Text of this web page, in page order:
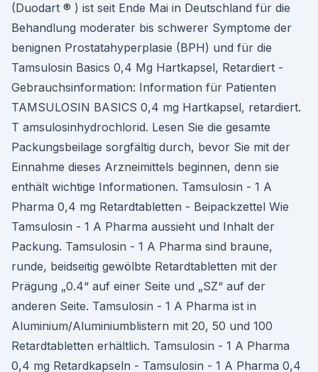
(Duodart ® ) ist seit Ende Mai in Deutschland für die
Behandlung moderater bis schwerer Symptome der
benignen Prostatahyperplasie (BPH) und für die
Tamsulosin Basics 0,4 Mg Hartkapsel, Retardiert -
Gebrauchsinformation: Information für Patienten
TAMSULOSIN BASICS 0,4 mg Hartkapsel, retardiert.
T amsulosinhydrochlorid. Lesen Sie die gesamte
Packungsbeilage sorgfältig durch, bevor Sie mit der
Einnahme dieses Arzneimittels beginnen, denn sie
enthält wichtige Informationen. Tamsulosin - 1 A
Pharma 0,4 mg Retardtabletten - Beipackzettel Wie
Tamsulosin - 1 A Pharma aussieht und Inhalt der
Packung. Tamsulosin - 1 A Pharma sind braune,
runde, beidseitig gewölbte Retardtabletten mit der
Prägung „0.4“ auf einer Seite und „SZ“ auf der
anderen Seite. Tamsulosin - 1 A Pharma ist in
Aluminium/Aluminiumblistern mit 20, 50 und 100
Retardtabletten erhältlich. Tamsulosin - 1 A Pharma
0,4 mg Retardkapseln - Tamsulosin - 1 A Pharma 0,4